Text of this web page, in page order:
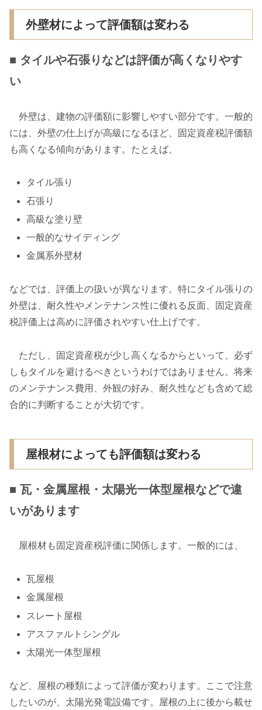
外壁材によって評価額は変わる
■ タイルや石張りなどは評価が高くなりやす
い
外壁は、建物の評価額に影響しやすい部分です。一般的
には、外壁の仕上げが高級になるほど、固定資産税評価額
も高くなる傾向があります。たとえば、
タイル張り
石張り
高級な塗り壁
一般的なサイディング
金属系外壁材
などでは、評価上の扱いが異なります。特にタイル張りの
外壁は、耐久性やメンテナンス性に優れる反面、固定資産
税評価上は高めに評価されやすい仕上げです。
ただし、固定資産税が少し高くなるからといって、必ず
しもタイルを避けるべきというわけではありません。将来
のメンテナンス費用、外観の好み、耐久性なども含めて総
合的に判断することが大切です。
屋根材によっても評価額は変わる
■ 瓦・金属屋根・太陽光一体型屋根などで違
いがあります
屋根材も固定資産税評価に関係します。一般的には、
瓦屋根
金属屋根
スレート屋根
アスファルトシングル
太陽光一体型屋根
など、屋根の種類によって評価が変わります。ここで注意
したいのが、太陽光発電設備です。屋根の上に後から載せ